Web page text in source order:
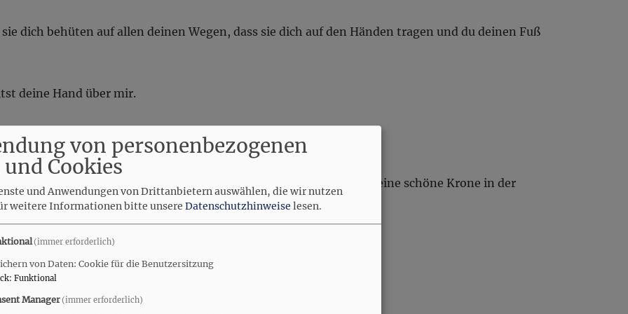
dich behüten auf allen deinen Wegen, dass sie dich auf den Händen tragen und du deinen Fuß
deine Hand über mir.
ich habe dich bei deinem Namen gerufen, du bist mein.
werden, welchen des Herrn Mund nennen wird. Und du wirst sein eine schöne Krone in der
der Hand deines Gottes.
geschrieben sind.
das Alte ist vergangen, siehe, Neues ist geworden.
von personenbezogenen
Cookies
und Anwendungen von Drittanbietern auswählen, die wir nutzen
weitere Informationen bitte unsere Datenschutzhinweise lesen.
(immer erforderlich)
von Daten: Cookie für die Benutzersitzung
: Funktional
Manager(immer erforderlich)